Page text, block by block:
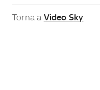
Torna a Video Sky